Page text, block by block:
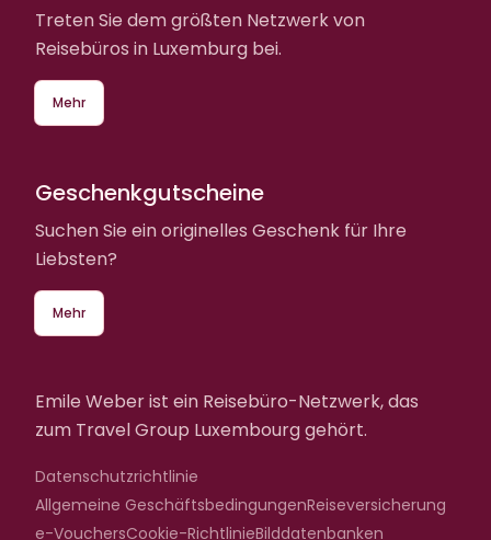
Treten Sie dem größten Netzwerk von
Reisebüros in Luxemburg bei.
Mehr
Geschenkgutscheine
Suchen Sie ein originelles Geschenk für Ihre
Liebsten?
Mehr
Emile Weber ist ein Reisebüro-Netzwerk, das
zum Travel Group Luxembourg gehört.
Datenschutzrichtlinie
Allgemeine GeschäftsbedingungenReiseversicherung
e-VouchersCookie-RichtlinieBilddatenbanken